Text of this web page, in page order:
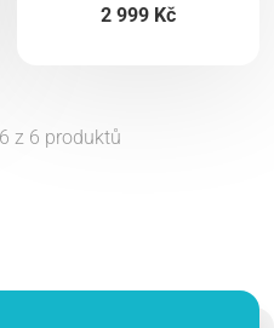
2 999 Kč
z 6 produktů